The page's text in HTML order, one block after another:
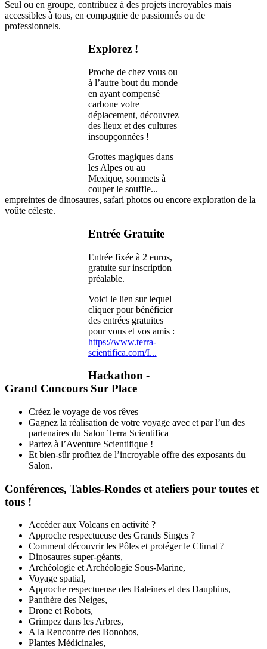
Seul ou en groupe, contribuez à des projets incroyables mais
accessibles à tous, en compagnie de passionnés ou de
professionnels.
Explorez !
Proche de chez vous ou
à l’autre bout du monde
en ayant compensé
carbone votre
déplacement, découvrez
des lieux et des cultures
insoupçonnées !
Grottes magiques dans
les Alpes ou au
Mexique, sommets à
couper le souffle...
empreintes de dinosaures, safari photos ou encore exploration de la
voûte céleste.
Entrée Gratuite
Entrée fixée à 2 euros,
gratuite sur inscription
préalable.
Voici le lien sur lequel
cliquer pour bénéficier
des entrées gratuites
pour vous et vos amis :
https://www.terra-
scientifica.com/I...
Hackathon -
Grand Concours Sur Place
Créez le voyage de vos rêves
Gagnez la réalisation de votre voyage avec et par l’un des
partenaires du Salon Terra Scientifica
Partez à l’Aventure Scientifique !
Et bien-sûr profitez de l’incroyable offre des exposants du
Salon.
Conférences, Tables-Rondes et ateliers pour toutes et
tous !
Accéder aux Volcans en activité ?
Approche respectueuse des Grands Singes ?
Comment découvrir les Pôles et protéger le Climat ?
Dinosaures super-géants,
Archéologie et Archéologie Sous-Marine,
Voyage spatial,
Approche respectueuse des Baleines et des Dauphins,
Panthère des Neiges,
Drone et Robots,
Grimpez dans les Arbres,
A la Rencontre des Bonobos,
Plantes Médicinales,